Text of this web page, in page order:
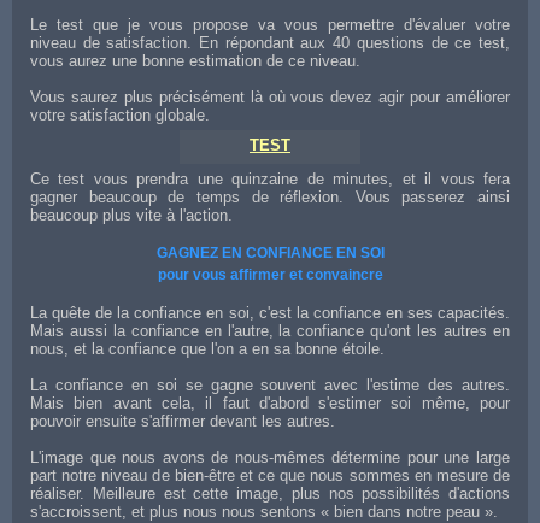
Le test que je vous propose va vous permettre d'évaluer votre
niveau de satisfaction. En répondant aux 40 questions de ce test,
vous aurez une bonne estimation de ce niveau.
Vous saurez plus précisément là où vous devez agir pour améliorer
votre satisfaction globale.
TEST
Ce test vous prendra une quinzaine de minutes, et il vous fera
gagner beaucoup de temps de réflexion. Vous passerez ainsi
beaucoup plus vite à l'action.
GAGNEZ EN CONFIANCE EN SOI
pour vous affirmer et convaincre
La quête de la confiance en soi, c'est la confiance en ses capacités.
Mais aussi la confiance en l'autre, la confiance qu'ont les autres en
nous, et la confiance que l'on a en sa bonne étoile.
La confiance en soi se gagne souvent avec l'estime des autres.
Mais bien avant cela, il faut d'abord s'estimer soi même, pour
pouvoir ensuite s'affirmer devant les autres.
L'image que nous avons de nous-mêmes détermine pour une large
part notre niveau de bien-être et ce que nous sommes en mesure de
réaliser. Meilleure est cette image, plus nos possibilités d'actions
s'accroissent, et plus nous nous sentons « bien dans notre peau ».